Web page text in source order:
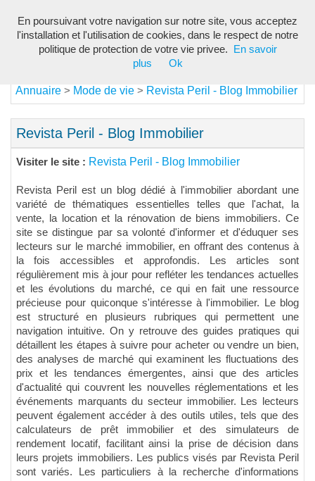
Annuaire > Mode de vie > Revista Peril - Blog Immobilier
Revista Peril - Blog Immobilier
Visiter le site : Revista Peril - Blog Immobilier
Revista Peril est un blog dédié à l'immobilier abordant une
variété de thématiques essentielles telles que l'achat, la
vente, la location et la rénovation de biens immobiliers. Ce
site se distingue par sa volonté d'informer et d'éduquer ses
lecteurs sur le marché immobilier, en offrant des contenus à
la fois accessibles et approfondis. Les articles sont
régulièrement mis à jour pour refléter les tendances actuelles
et les évolutions du marché, ce qui en fait une ressource
précieuse pour quiconque s'intéresse à l'immobilier. Le blog
est structuré en plusieurs rubriques qui permettent une
navigation intuitive. On y retrouve des guides pratiques qui
détaillent les étapes à suivre pour acheter ou vendre un bien,
des analyses de marché qui examinent les fluctuations des
prix et les tendances émergentes, ainsi que des articles
d'actualité qui couvrent les nouvelles réglementations et les
événements marquants du secteur immobilier. Les lecteurs
peuvent également accéder à des outils utiles, tels que des
calculateurs de prêt immobilier et des simulateurs de
rendement locatif, facilitant ainsi la prise de décision dans
leurs projets immobiliers. Les publics visés par Revista Peril
sont variés. Les particuliers à la recherche d'informations
En poursuivant votre navigation sur notre site, vous acceptez
l'installation et l'utilisation de cookies, dans le respect de notre
politique de protection de votre vie privee.
En savoir
plus
Ok